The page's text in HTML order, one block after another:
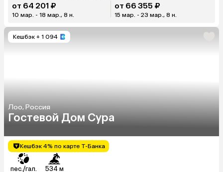
от 64 201 ₽
10 мар. - 18 мар., 8 н.
от 66 355 ₽
15 мар. - 23 мар., 8 н.
Кешбэк + 1 094
Лоо, Россия
Гостевой Дом Сура
Кешбэк 4% по карте Т-Банка
пес./гал. 534 м